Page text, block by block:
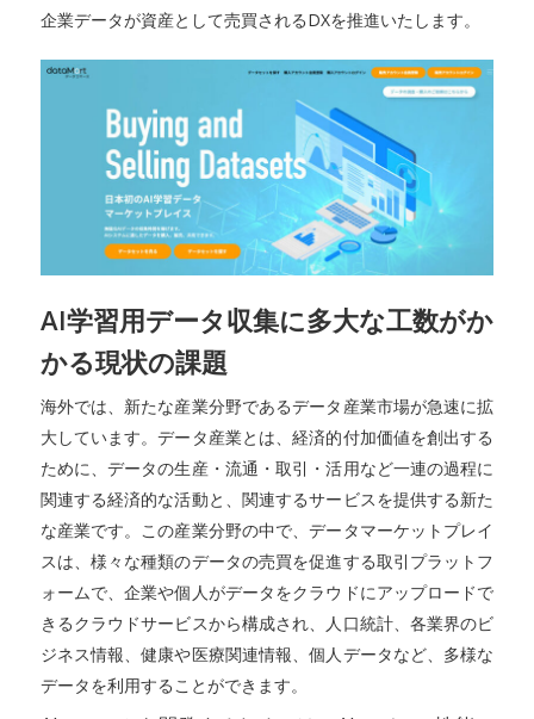
企業データが資産として売買されるDXを推進いたします。
AI学習用データ収集に多大な工数がか
かる現状の課題
海外では、新たな産業分野であるデータ産業市場が急速に拡
大しています。データ産業とは、経済的付加価値を創出する
ために、データの生産・流通・取引・活用など一連の過程に
関連する経済的な活動と、関連するサービスを提供する新た
な産業です。この産業分野の中で、データマーケットプレイ
スは、様々な種類のデータの売買を促進する取引プラットフ
ォームで、企業や個人がデータをクラウドにアップロードで
きるクラウドサービスから構成され、人口統計、各業界のビ
ジネス情報、健康や医療関連情報、個人データなど、多様な
データを利用することができます。